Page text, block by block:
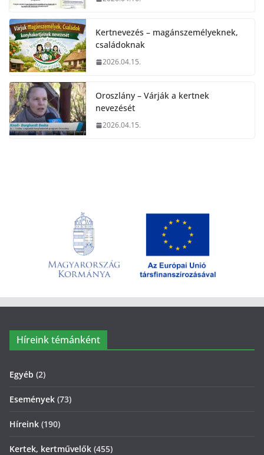
Kertnevezés – magánszemélyeknek,
családoknak
2026.04.15.
Oroszlány – Várják a kertnek
nevezését
2026.04.15.
Híreink témánként
Egyéb (2)
Események (73)
Híreink (190)
Kertek, kertművelők (455)